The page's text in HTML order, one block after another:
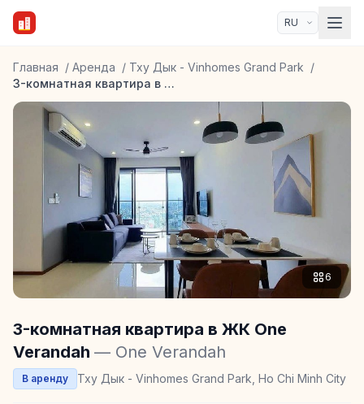
Главная / Аренда / Тху Дык - Vinhomes Grand Park /
3-комнатная квартира в ЖК One Verandah
6
3-комнатная квартира в ЖК One
Verandah — One Verandah
В аренду Тху Дык - Vinhomes Grand Park, Ho Chi Minh City